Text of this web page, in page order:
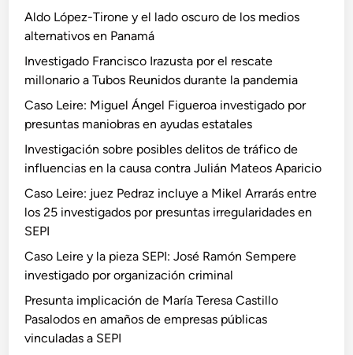
Aldo López-Tirone y el lado oscuro de los medios
alternativos en Panamá
Investigado Francisco Irazusta por el rescate
millonario a Tubos Reunidos durante la pandemia
Caso Leire: Miguel Ángel Figueroa investigado por
presuntas maniobras en ayudas estatales
Investigación sobre posibles delitos de tráfico de
influencias en la causa contra Julián Mateos Aparicio
Caso Leire: juez Pedraz incluye a Mikel Arrarás entre
los 25 investigados por presuntas irregularidades en
SEPI
Caso Leire y la pieza SEPI: José Ramón Sempere
investigado por organización criminal
Presunta implicación de María Teresa Castillo
Pasalodos en amaños de empresas públicas
vinculadas a SEPI